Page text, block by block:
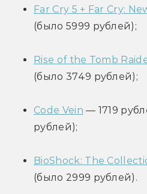
Far Cry 5 + Far Cry:
(было 5999 рублей);
Rise of the Tomb
(было 3749 рублей);
Code Vein — 1719
рублей);
BioShock: The
(было 2999 рублей).